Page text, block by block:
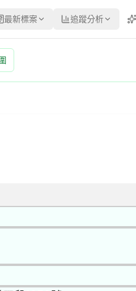
最新標案 追蹤分析
公告來源：台灣政府電子採購